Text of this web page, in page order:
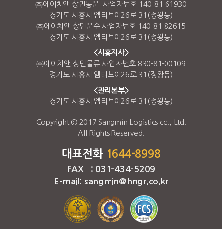
㈜에이치앤 상민통운 사업자번호 140-81-61930
경기도 시흥시 엠티브이26로 31(정왕동)
㈜에이치앤 상민운수 사업자번호 140-81-82615
경기도 시흥시 엠티브이26로 31(정왕동)
<시흥지사>
㈜에이치앤 상민물류 사업자번호 830-81-00109
경기도 시흥시 엠티브이26로 31(정왕동)
<관리본부>
경기도 시흥시 엠티브이26로 31(정왕동)
Copyright © 2017 Sangmin Logistics co., Ltd.
All Rights Reserved.
대표전화 1644-8998
FAX : 031-434-5209
E-mail: sangmin@hngr.co.kr